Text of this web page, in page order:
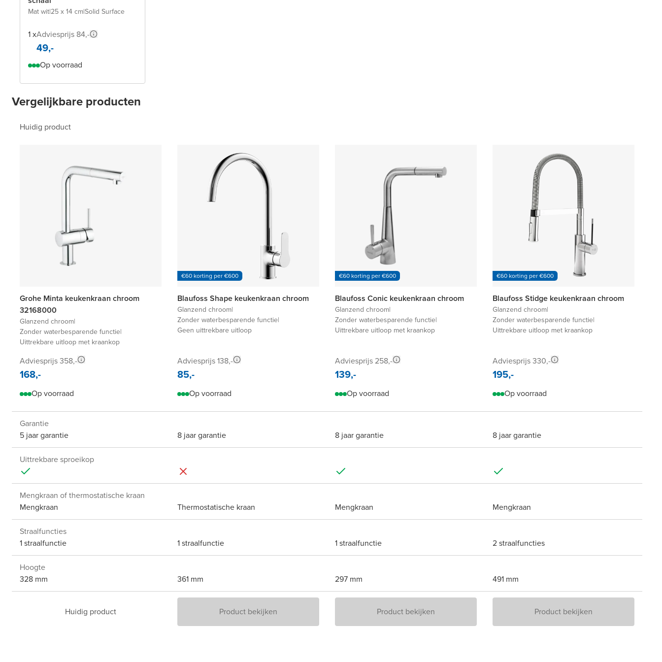
Mat wit|25 x 14 cm|Solid Surface
1 xAdviesprijs 84,-
49,-
Op voorraad
Vergelijkbare producten
Huidig product
Grohe Minta keukenkraan chroom
32168000
Glanzend chroom|
Zonder waterbesparende functie|
Uittrekbare uitloop met kraankop
Adviesprijs 358,-
168,-
Op voorraad
€60 korting per €600
Blaufoss Shape keukenkraan chroom
Glanzend chroom|
Zonder waterbesparende functie|
Geen uittrekbare uitloop
Adviesprijs 138,-
85,-
Op voorraad
€60 korting per €600
Blaufoss Conic keukenkraan chroom
Glanzend chroom|
Zonder waterbesparende functie|
Uittrekbare uitloop met kraankop
Adviesprijs 258,-
139,-
Op voorraad
€60 korting per €600
Blaufoss Stidge keukenkraan chroom
Glanzend chroom|
Zonder waterbesparende functie|
Uittrekbare uitloop met kraankop
Adviesprijs 330,-
195,-
Op voorraad
Garantie
5 jaar garantie
8 jaar garantie 8 jaar garantie 8 jaar garantie
Uittrekbare sproeikop
Mengkraan of thermostatische kraan
Mengkraan
Thermostatische kraan Mengkraan Mengkraan
Straalfuncties
1 straalfunctie
1 straalfunctie 1 straalfunctie 2 straalfuncties
Hoogte
328 mm
361 mm 297 mm 491 mm
Huidig product Product bekijken Product bekijken Product bekijken